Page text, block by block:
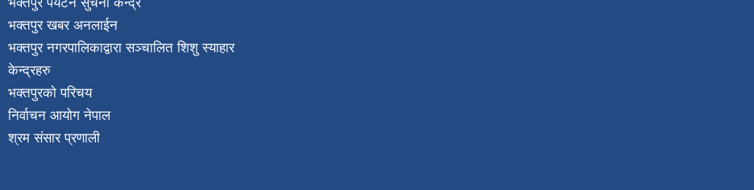
भक्तपुर खबर अनलाईन
भक्तपुर नगरपालिकाद्वारा सञ्चालित शिशु स्याहार
केन्द्रहरु
भक्तपुरकाे परिचय
निर्वाचन आयोग नेपाल
श्रम संसार प्रणाली